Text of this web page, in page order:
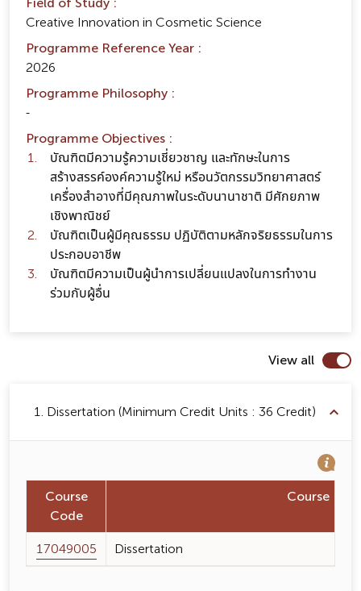
Creative Innovation in Cosmetic Science
Programme Reference Year :
2026
Programme Philosophy :
-
Programme Objectives :
บัณฑิตมีความรู้ความเชี่ยวชาญ และทักษะในการ
สร้างสรรค์องค์ความรู้ใหม่ หรือนวัตกรรมวิทยาศาสตร์
เครื่องสำอางที่มีคุณภาพในระดับนานาชาติ มีศักยภาพ
เชิงพาณิชย์
บัณฑิตเป็นผู้มีคุณธรรม ปฏิบัติตามหลักจริยธรรมในการ
ประกอบอาชีพ
บัณฑิตมีความเป็นผู้นำการเปลี่ยนแปลงในการทำงาน
ร่วมกับผู้อื่น
View all
1. Dissertation (Minimum Credit Units : 36 Credit)
Course
Code
Course
17049005 Dissertation